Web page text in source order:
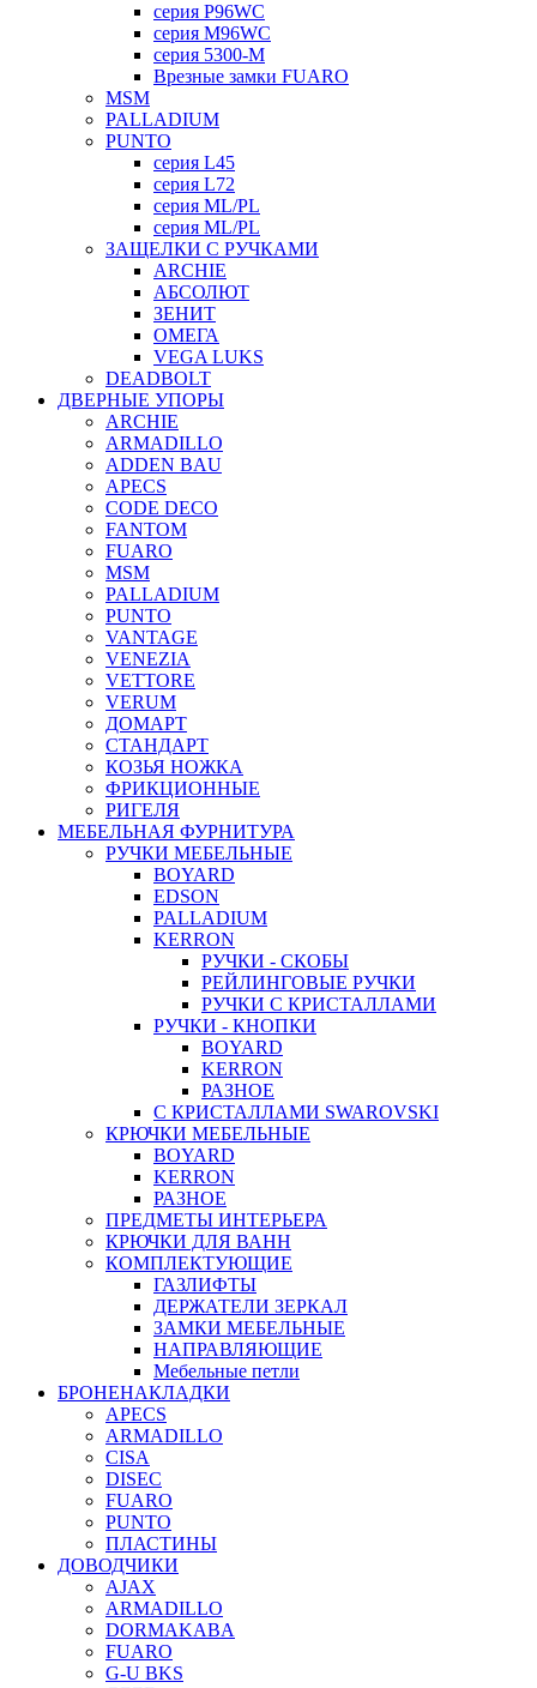
серия P96WC
серия M96WC
серия 5300-M
Врезные замки FUARO
MSM
PALLADIUM
PUNTO
серия L45
серия L72
серия ML/PL
серия ML/PL
ЗАЩЕЛКИ С РУЧКАМИ
ARCHIE
АБСОЛЮТ
ЗЕНИТ
ОМЕГА
VEGA LUKS
DEADBOLT
ДВЕРНЫЕ УПОРЫ
ARCHIE
ARMADILLO
ADDEN BAU
APECS
CODE DECO
FANTOM
FUARO
MSM
PALLADIUM
PUNTO
VANTAGE
VENEZIA
VETTORE
VERUM
ДОМАРТ
СТАНДАРТ
КОЗЬЯ НОЖКА
ФРИКЦИОННЫЕ
РИГЕЛЯ
МЕБЕЛЬНАЯ ФУРНИТУРА
РУЧКИ МЕБЕЛЬНЫЕ
BOYARD
EDSON
PALLADIUM
KERRON
РУЧКИ - СКОБЫ
РЕЙЛИНГОВЫЕ РУЧКИ
РУЧКИ С КРИСТАЛЛАМИ
РУЧКИ - КНОПКИ
BOYARD
KERRON
РАЗНОЕ
С КРИСТАЛЛАМИ SWAROVSKI
КРЮЧКИ МЕБЕЛЬНЫЕ
BOYARD
KERRON
РАЗНОЕ
ПРЕДМЕТЫ ИНТЕРЬЕРА
КРЮЧКИ ДЛЯ ВАНН
КОМПЛЕКТУЮЩИЕ
ГАЗЛИФТЫ
ДЕРЖАТЕЛИ ЗЕРКАЛ
ЗАМКИ МЕБЕЛЬНЫЕ
НАПРАВЛЯЮЩИЕ
Мебельные петли
БРОНЕНАКЛАДКИ
APECS
ARMADILLO
CISA
DISEC
FUARO
PUNTO
ПЛАСТИНЫ
ДОВОДЧИКИ
AJAX
ARMADILLO
DORMAKABA
FUARO
G-U BKS